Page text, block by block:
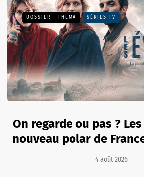
DOSSIER - THEMA SÉRIES TV
On regarde ou pas ?
nouveau polar de
4 août 2026